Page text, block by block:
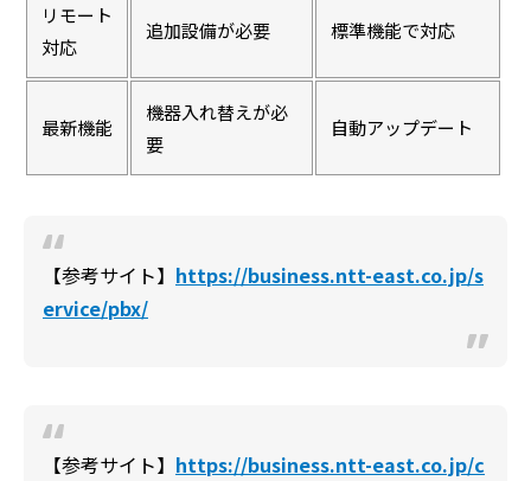
リモート
対応
追加設備が必要 標準機能で対応
最新機能
機器入れ替えが必
要
自動アップデート
【参考サイト】 https://business.ntt-east.co.jp/s
ervice/pbx/
【参考サイト】 https://business.ntt-east.co.jp/c